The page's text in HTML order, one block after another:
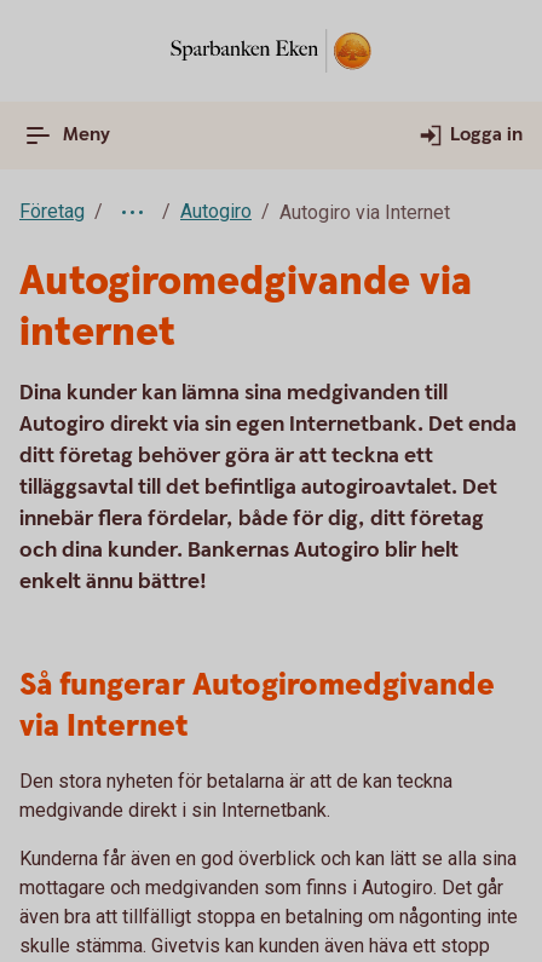
Meny Logga in
Företag Autogiro Autogiro via Internet
Autogiromedgivande via
internet
Dina kunder kan lämna sina medgivanden till
Autogiro direkt via sin egen Internetbank. Det enda
ditt företag behöver göra är att teckna ett
tilläggsavtal till det befintliga autogiroavtalet. Det
innebär flera fördelar, både för dig, ditt företag
och dina kunder. Bankernas Autogiro blir helt
enkelt ännu bättre!
Så fungerar Autogiromedgivande
via Internet
Den stora nyheten för betalarna är att de kan teckna
medgivande direkt i sin Internetbank.
Kunderna får även en god överblick och kan lätt se alla sina
mottagare och medgivanden som finns i Autogiro. Det går
även bra att tillfälligt stoppa en betalning om någonting inte
skulle stämma. Givetvis kan kunden även häva ett stopp